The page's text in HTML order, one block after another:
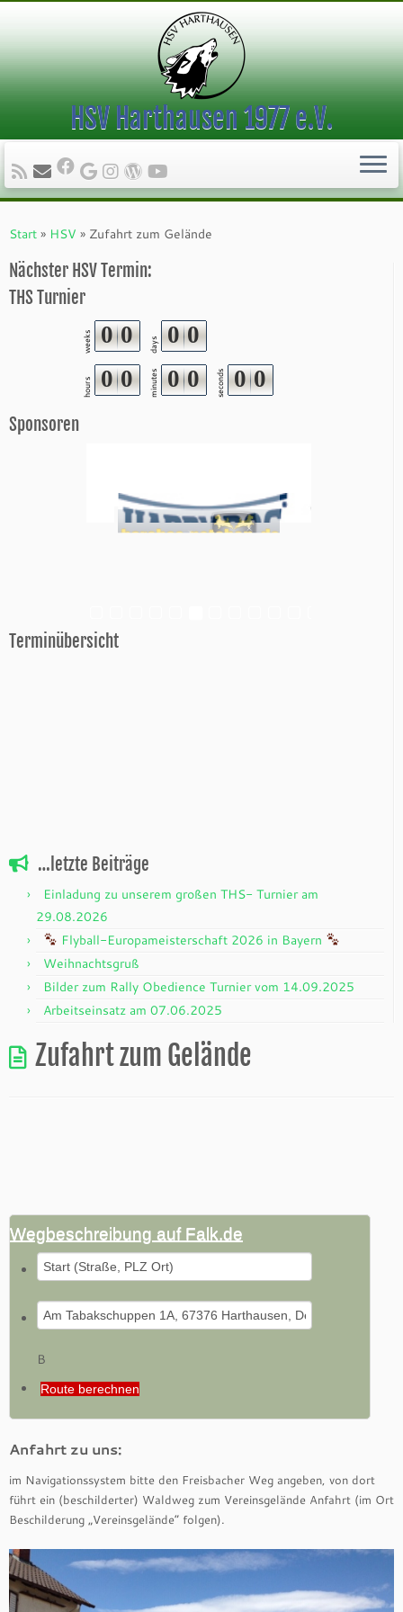
Inhalt
HSV Harthausen 1977 e.V.
Start » HSV » Zufahrt zum Gelände
Nächster HSV Termin:
THS Turnier
weeks 0 0 days 0 0
hours 0 0 minutes 0 0 seconds 0 0
Sponsoren
Terminübersicht
…letzte Beiträge
Einladung zu unserem großen THS- Turnier am
29.08.2026
Flyball-Europameisterschaft 2026 in Bayern
Weihnachtsgruß
Bilder zum Rally Obedience Turnier vom 14.09.2025
Arbeitseinsatz am 07.06.2025
Zufahrt zum Gelände
Wegbeschreibung auf Falk.de
B
Route berechnen
Anfahrt zu uns:
im Navigationssystem bitte den Freisbacher Weg angeben, von dort
führt ein (beschilderter) Waldweg zum Vereinsgelände Anfahrt (im Ort
Beschilderung „Vereinsgelände“ folgen).